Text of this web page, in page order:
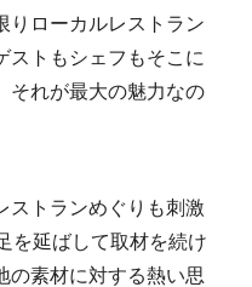
りローカルレストラン
ストもシェフもそこに
それが最大の魅力なの
ストランめぐりも刺激
を延ばして取材を続け
の素材に対する熱い思